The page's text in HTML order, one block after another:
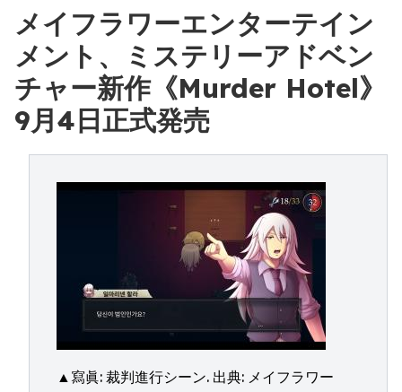
メイフラワーエンターテイン
メント、ミステリーアドベン
チャー新作《Murder Hotel》
9月4日正式発売
▲寫眞: 裁判進行シーン. 出典: メイフラワー